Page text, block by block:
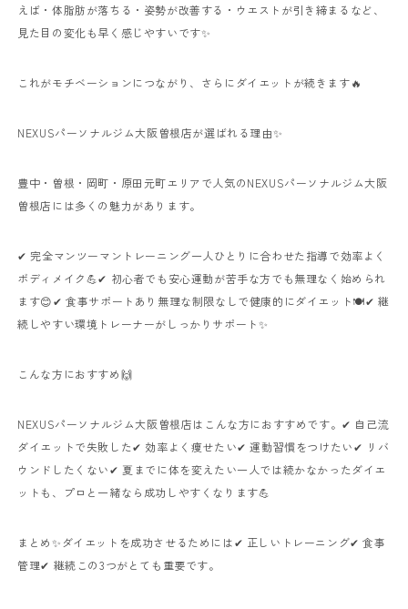
えば・体脂肪が落ちる・姿勢が改善する・ウエストが引き締まるなど、
見た目の変化も早く感じやすいです✨
これがモチベーションにつながり、さらにダイエットが続きます🔥
NEXUSパーソナルジム大阪曽根店が選ばれる理由✨
豊中・曽根・岡町・原田元町エリアで人気のNEXUSパーソナルジム大阪
曽根店には多くの魅力があります。
✔ 完全マンツーマントレーニング一人ひとりに合わせた指導で効率よく
ボディメイク💪✔ 初心者でも安心運動が苦手な方でも無理なく始められ
ます😊✔ 食事サポートあり無理な制限なしで健康的にダイエット🍽️✔ 継
続しやすい環境トレーナーがしっかりサポート✨
こんな方におすすめ🙌
NEXUSパーソナルジム大阪曽根店はこんな方におすすめです。✔ 自己流
ダイエットで失敗した✔ 効率よく痩せたい✔ 運動習慣をつけたい✔ リバ
ウンドしたくない✔ 夏までに体を変えたい一人では続かなかったダイエ
ットも、プロと一緒なら成功しやすくなります💪
まとめ✨ダイエットを成功させるためには✔ 正しいトレーニング✔ 食事
管理✔ 継続この3つがとても重要です。